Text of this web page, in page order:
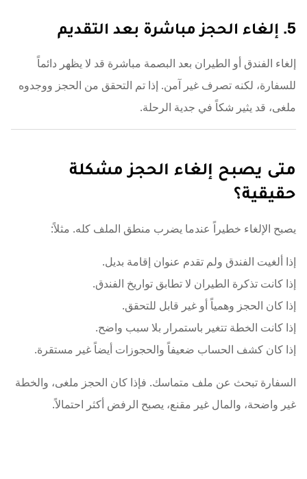
5. إلغاء الحجز مباشرة بعد التقديم
إلغاء الفندق أو الطيران بعد البصمة مباشرة قد لا يظهر دائماً
للسفارة، لكنه تصرف غير آمن. إذا تم التحقق من الحجز ووجدوه
ملغى، قد يثير شكاً في جدية الرحلة.
متى يصبح إلغاء الحجز مشكلة
حقيقية؟
يصبح الإلغاء خطيراً عندما يضرب منطق الملف كله. مثلاً:
إذا ألغيت الفندق ولم تقدم عنوان إقامة بديل.
إذا كانت تذكرة الطيران لا تطابق تواريخ الفندق.
إذا كان الحجز وهمياً أو غير قابل للتحقق.
إذا كانت الخطة تتغير باستمرار بلا سبب واضح.
إذا كان كشف الحساب ضعيفاً والحجوزات أيضاً غير مستقرة.
السفارة تبحث عن ملف متماسك. فإذا كان الحجز ملغى، والخطة
غير واضحة، والمال غير مقنع، يصبح الرفض أكثر احتمالاً.